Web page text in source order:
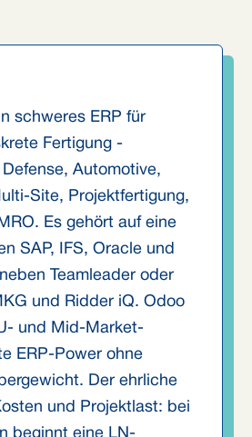
schweres ERP für
Fertigung -
Automotive,
Site, Projektfertigung,
Es gehört auf eine
SAP, IFS, Oracle und
Teamleader oder
und Ridder iQ. Odoo
und Mid-Market-
ERP-Power ohne
Der ehrliche
und Projektlast: bei
beginnt eine LN-